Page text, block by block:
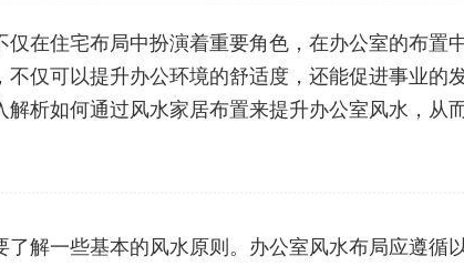
在住宅布局中扮演着重要角色，在办公室的布置
仅可以提升办公环境的舒适度，还能促进事业的
析如何通过风水家居布置来提升办公室风水，从
解一些基本的风水原则。办公室风水布局应遵循